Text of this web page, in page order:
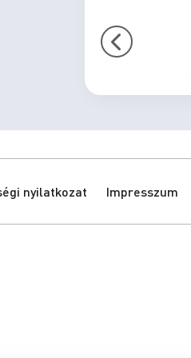
nyilatkozat Impresszum